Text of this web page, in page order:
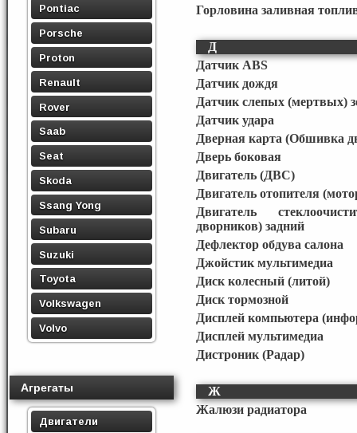
Pontiac
Porsche
Proton
Renault
Rover
Saab
Seat
Skoda
Ssang Yong
Subaru
Suzuki
Toyota
Volkswagen
Volvo
Агрегаты
Двигатели
Горловина заливная
Д
Датчик ABS
Датчик дождя
Датчик слепых (мертвых)
Датчик удара
Дверная карта (Обшивка
Дверь боковая
Двигатель (ДВС)
Двигатель отопителя
Двигатель
дворников) задний
Дефлектор обдува салона
Джойстик мультимедиа
Диск колесный (литой)
Диск тормозной
Дисплей компьютера
Дисплей мультимедиа
Дистроник (Радар)
Ж
Жалюзи радиатора